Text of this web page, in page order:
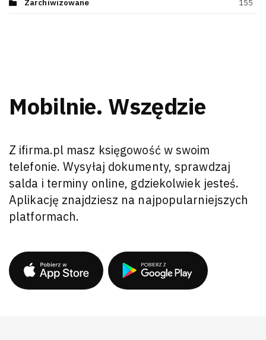
Zarchiwizowane 155
Mobilnie. Wszędzie
Z ifirma.pl masz księgowość w swoim
telefonie. Wysyłaj dokumenty, sprawdzaj
salda i terminy online, gdziekolwiek jesteś.
Aplikację znajdziesz na najpopularniejszych
platformach.